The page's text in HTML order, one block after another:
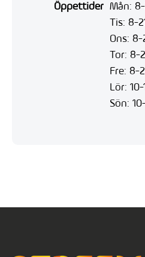
Öppettider Mån: 8-
Tis: 8-
Ons: 8-
Tor: 8-
Fre: 8-
Lör: 10-
Sön: